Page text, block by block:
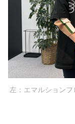
左：エマルション